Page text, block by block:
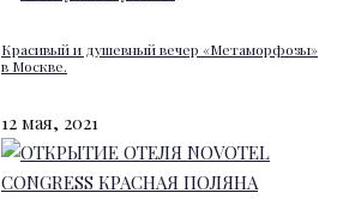
Красивый и душевный вечер «Метаморфозы»
в Москве.
12 мая, 2021